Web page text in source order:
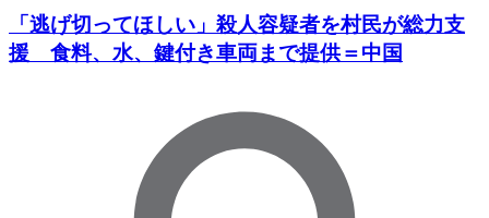
「逃げ切ってほしい」殺人容疑者を村民が総力支
援 食料、水、鍵付き車両まで提供＝中国